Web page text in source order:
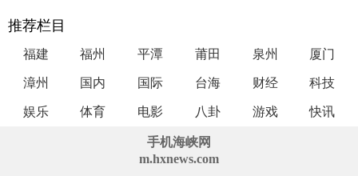
推荐栏目
福建 福州 平潭 莆田 泉州 厦门
漳州 国内 国际 台海 财经 科技
娱乐 体育 电影 八卦 游戏 快讯
手机海峡网
m.hxnews.com